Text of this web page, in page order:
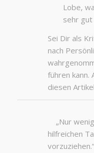
Lobe,
sehr gut
Sei Dir als
nach
führen kann.
diesen
„Nur
hilfreichen